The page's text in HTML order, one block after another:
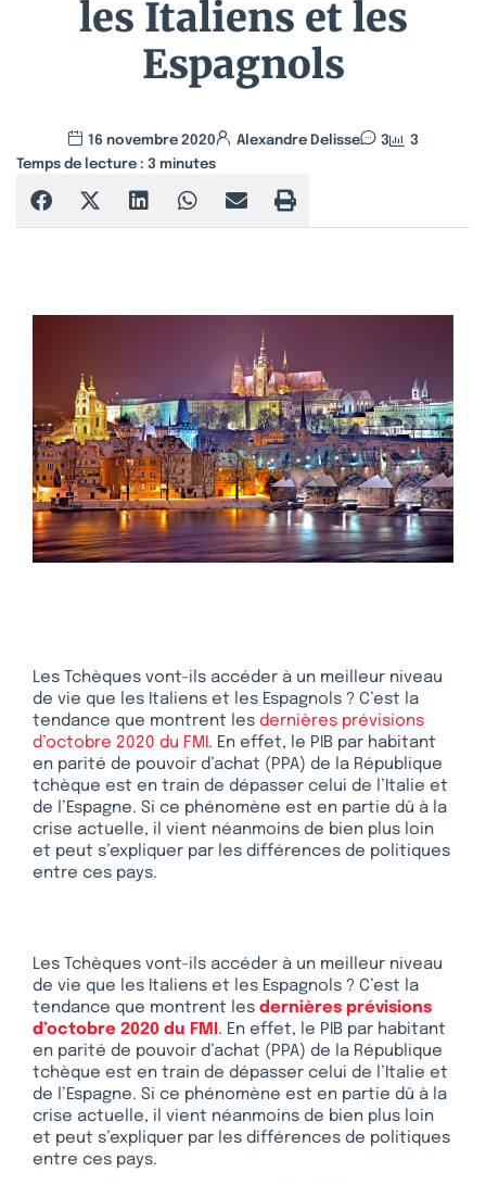
les Italiens et les
Espagnols
16 novembre 2020 Alexandre Delisse 3
3
Temps de lecture : 3 minutes
Les Tchèques vont-ils accéder à un meilleur niveau
de vie que les Italiens et les Espagnols ? C’est la
tendance que montrent les dernières prévisions
d’octobre 2020 du FMI . En effet, le PIB par habitant
en parité de pouvoir d’achat (PPA) de la République
tchèque est en train de dépasser celui de l’Italie et
de l’Espagne. Si ce phénomène est en partie dû à la
crise actuelle, il vient néanmoins de bien plus loin
et peut s’expliquer par les différences de politiques
entre ces pays.
Les Tchèques vont-ils accéder à un meilleur niveau
de vie que les Italiens et les Espagnols ? C’est la
tendance que montrent les dernières prévisions
d’octobre 2020 du FMI . En effet, le PIB par habitant
en parité de pouvoir d’achat (PPA) de la République
tchèque est en train de dépasser celui de l’Italie et
de l’Espagne. Si ce phénomène est en partie dû à la
crise actuelle, il vient néanmoins de bien plus loin
et peut s’expliquer par les différences de politiques
entre ces pays.